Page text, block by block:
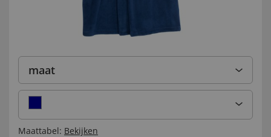
maat
Maattabel: Bekijken